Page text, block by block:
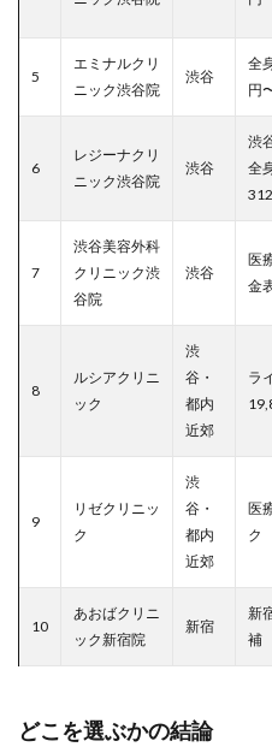
5
エミナルクリ
ニック渋谷院
渋谷
全
円
6
レジーナクリ
ニック渋谷院
渋谷
渋
全
7
渋谷美容外科
クリニック渋
谷院
渋谷
医
金
8
ルシアクリニ
ック
渋
谷・
都内
近郊
ラ
9
リゼクリニッ
ク
渋
谷・
都内
近郊
医
ク
10
あおばクリニ
ック新宿院
新宿
新
補
どこを選ぶかの結論